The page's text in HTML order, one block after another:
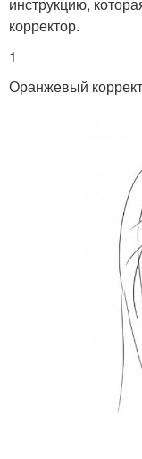
корректор.
1
Оранжевый